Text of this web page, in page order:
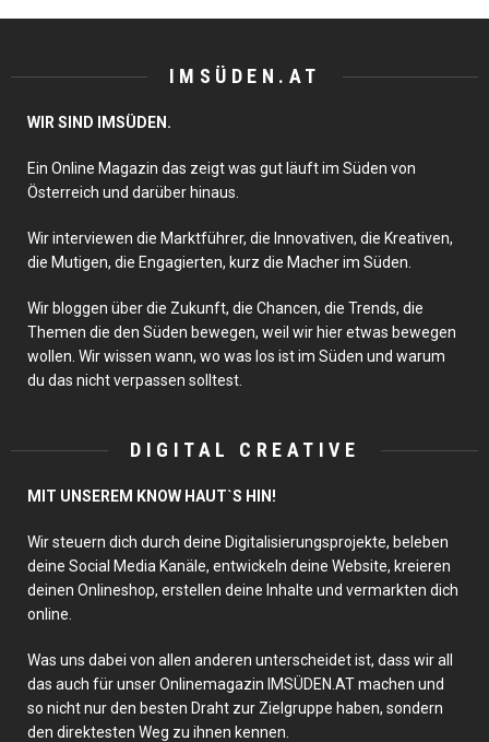
IMSÜDEN.AT
WIR SIND IMSÜDEN.
Ein Online Magazin das zeigt was gut läuft im Süden von
Österreich und darüber hinaus.
Wir interviewen die Marktführer, die Innovativen, die Kreativen,
die Mutigen, die Engagierten, kurz die Macher im Süden.
Wir bloggen über die Zukunft, die Chancen, die Trends, die
Themen die den Süden bewegen, weil wir hier etwas bewegen
wollen. Wir wissen wann, wo was los ist im Süden und warum
du das nicht verpassen solltest.
DIGITAL CREATIVE
MIT UNSEREM KNOW HAUT`S HIN!
Wir steuern dich durch deine Digitalisierungsprojekte, beleben
deine Social Media Kanäle, entwickeln deine Website, kreieren
deinen Onlineshop, erstellen deine Inhalte und vermarkten dich
online.
Was uns dabei von allen anderen unterscheidet ist, dass wir all
das auch für unser Onlinemagazin IMSÜDEN.AT machen und
so nicht nur den besten Draht zur Zielgruppe haben, sondern
den direktesten Weg zu ihnen kennen.